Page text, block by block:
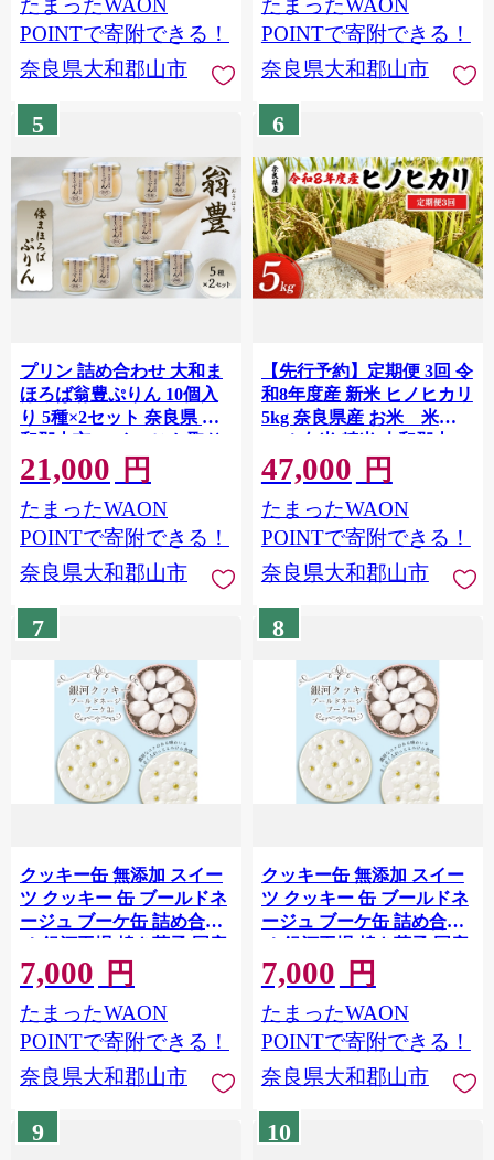
出[№5990-1063]
たまったWAON
POINTで寄附できる！
奈良県大和郡山市
ント お祝い デザート ぷり
ん [№5990-1019]
たまったWAON
POINTで寄附できる！
奈良県大和郡山市
5
プリン 詰め合わせ 大和ま
ほろば翁豊ぷりん 10個入
り 5種×2セット 奈良県 大
和郡山市 スイーツ お取り
寄せ ギフト 贈り物 洋菓子
プレゼント お祝い デザー
ト ぷりん [№5990-1018]
21,000 円
たまったWAON
POINTで寄附できる！
奈良県大和郡山市
6
【先行予約】定期便 3回 令
和8年度産 新米 ヒノヒカリ
5kg 奈良県産 お米 米
コメ 白米 精米 大和郡山
[№5990-1017]
47,000 円
たまったWAON
POINTで寄附できる！
奈良県大和郡山市
7
クッキー缶 無添加 スイー
ツ クッキー 缶 ブールドネ
ージュ ブーケ缶 詰め合わ
せ 銀河工場 焼き菓子 国産
バター お菓子 おしゃれ 可
愛い ご褒美 奈良県 大和郡
山市 (ベビーブルー)
[№5990-4341]1049
7,000 円
たまったWAON
POINTで寄附できる！
奈良県大和郡山市
8
クッキー缶 無添加 スイー
ツ クッキー 缶 ブールドネ
ージュ ブーケ缶 詰め合わ
せ 銀河工場 焼き菓子 国産
バター お菓子 おしゃれ 可
愛い ご褒美 奈良県 大和郡
山市 (ベビーピンク)
[№5990-4340]1049
7,000 円
たまったWAON
POINTで寄附できる！
奈良県大和郡山市
9 10